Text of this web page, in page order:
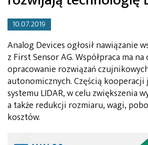
10.07.2019
Analog Devices ogłosił nawiązanie
z First Sensor AG. Współpraca ma na
opracowanie rozwiązań
autonomicznych. Częścią
systemu LIDAR, w celu zwiększenia
a także redukcji rozmiaru, wagi,
kosztów.